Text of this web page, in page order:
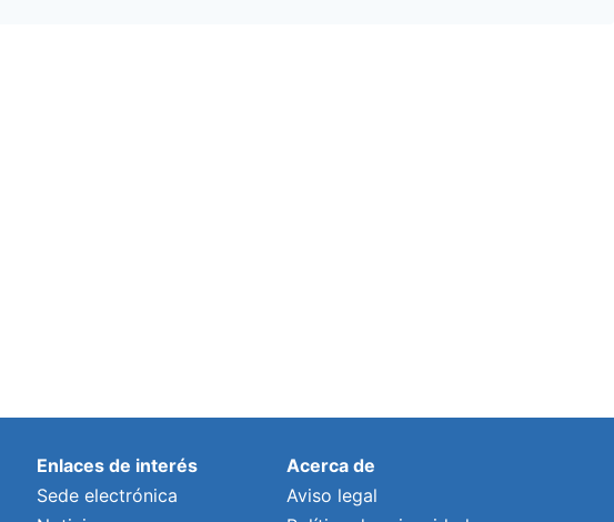
Enlaces de interés
Sede electrónica
Acerca de
Aviso legal